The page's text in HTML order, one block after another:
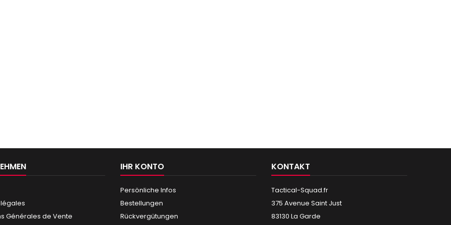
Générales de Vente
IHR KONTO
Persönliche Infos
Bestellungen
Rückvergütungen
KONTAKT
Tactical-Squad.fr
375 Avenue Saint Just
83130 La Garde